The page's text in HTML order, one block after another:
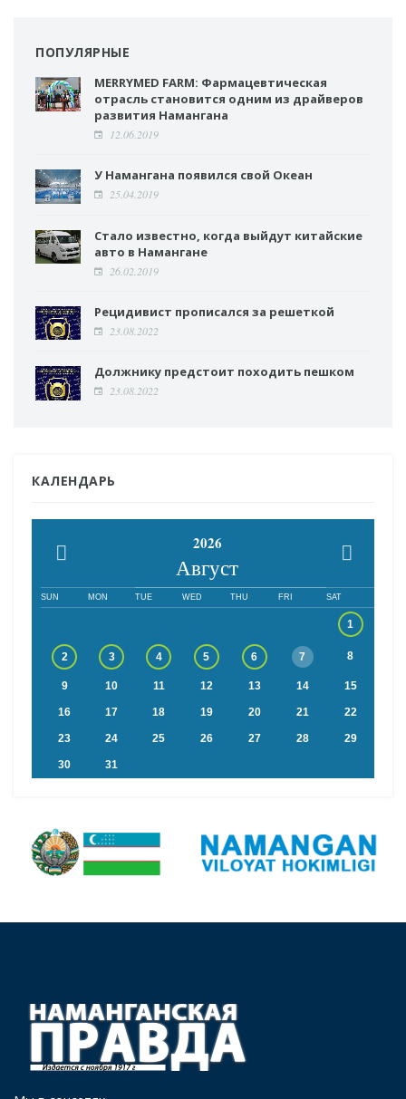
ПОПУЛЯРНЫЕ
MERRYMED FARM: Фармацевтическая
отрасль становится одним из драйверов
развития Намангана
12.06.2019
У Намангана появился свой Океан
25.04.2019
Стало известно, когда выйдут китайские
авто в Намангане
26.02.2019
Рецидивист прописался за решеткой
23.08.2022
Должнику предстоит походить пешком
23.08.2022
КАЛЕНДАРЬ
2026
Август
SUN MON TUE WED THU FRI SAT
1
2 3 4 5 6 7 8
9 10 11 12 13 14 15
16 17 18 19 20 21 22
23 24 25 26 27 28 29
30 31